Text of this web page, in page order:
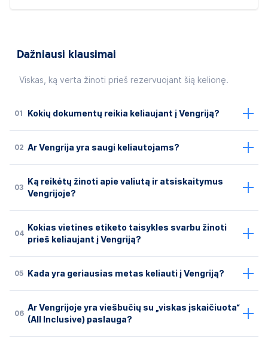
Dažniausi klausimai
Viskas, ką verta žinoti prieš rezervuojant šią kelionę.
01 Kokių dokumentų reikia keliaujant į Vengriją?
02 Ar Vengrija yra saugi keliautojams?
03
Ką reikėtų žinoti apie valiutą ir atsiskaitymus
Vengrijoje?
04
Kokias vietines etiketo taisykles svarbu žinoti
prieš keliaujant į Vengriją?
05 Kada yra geriausias metas keliauti į Vengriją?
06
Ar Vengrijoje yra viešbučių su „viskas įskaičiuota“
(All Inclusive) paslauga?